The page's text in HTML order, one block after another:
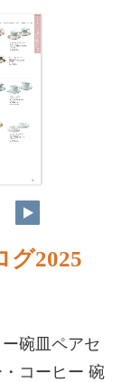
グ2025
碗皿ペアセ
コーヒー 碗